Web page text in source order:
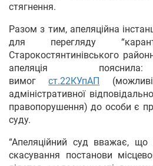
стягнення.
Разом з тим, апеляційна
для перегляду
Старокостянтинівського
апеляція
вимогст.22КУпАП
адміністративної
правопорушення) до особи є
суду.
“Апеляційний суд вважає, що
скасування постанови